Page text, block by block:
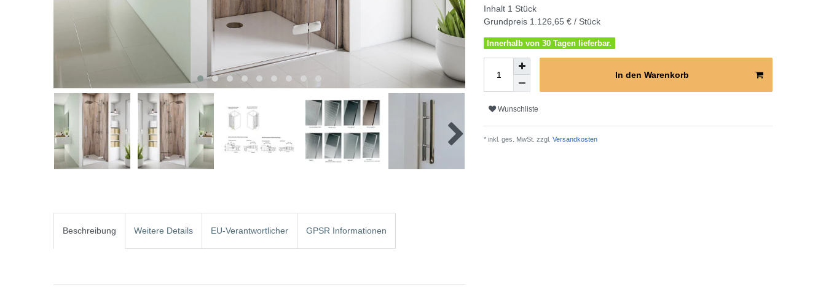
Inhalt 1 Stück
Grundpreis 1.126,65 € / Stück
Innerhalb von 30 Tagen lieferbar.
In den Warenkorb
Wunschliste
* inkl. ges. MwSt. zzgl. Versandkosten
Beschreibung Weitere Details EU-Verantwortlicher GPSR Informationen